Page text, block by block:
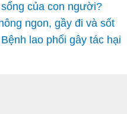
của con người?
ngon, gầy đi và sốt
lao phổi gây tác hại